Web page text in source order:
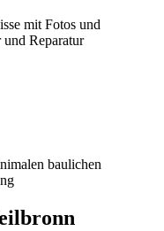
mit Fotos und
Reparatur
baulichen